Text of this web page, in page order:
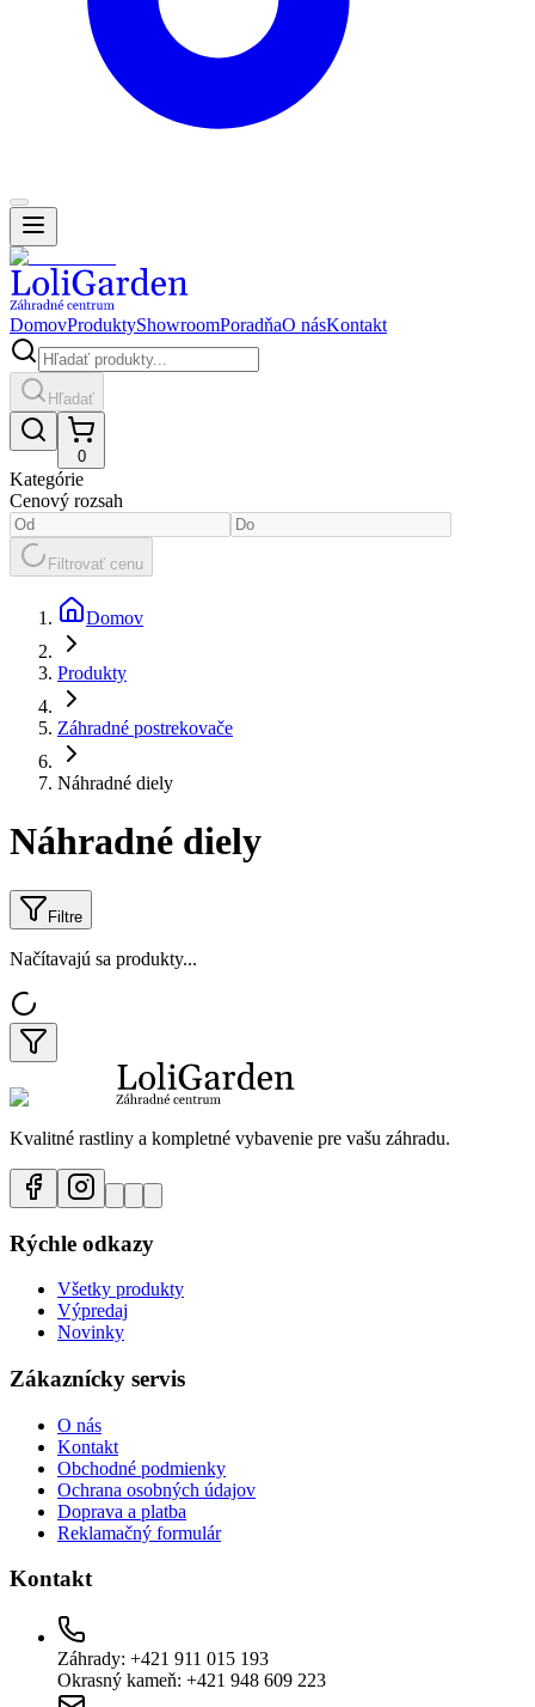
DomovProduktyShowroomPoradňaO násKontakt
Hľadať
0
Kategórie
Cenový rozsah
Filtrovať cenu
Domov
Produkty
Záhradné postrekovače
Náhradné diely
Náhradné diely
Filtre
Načítavajú sa produkty...
Kvalitné rastliny a kompletné vybavenie pre vašu záhradu.
Rýchle odkazy
Všetky produkty
Výpredaj
Novinky
Zákaznícky servis
O nás
Kontakt
Obchodné podmienky
Ochrana osobných údajov
Doprava a platba
Reklamačný formulár
Kontakt
Záhrady: +421 911 015 193
Okrasný kameň: +421 948 609 223